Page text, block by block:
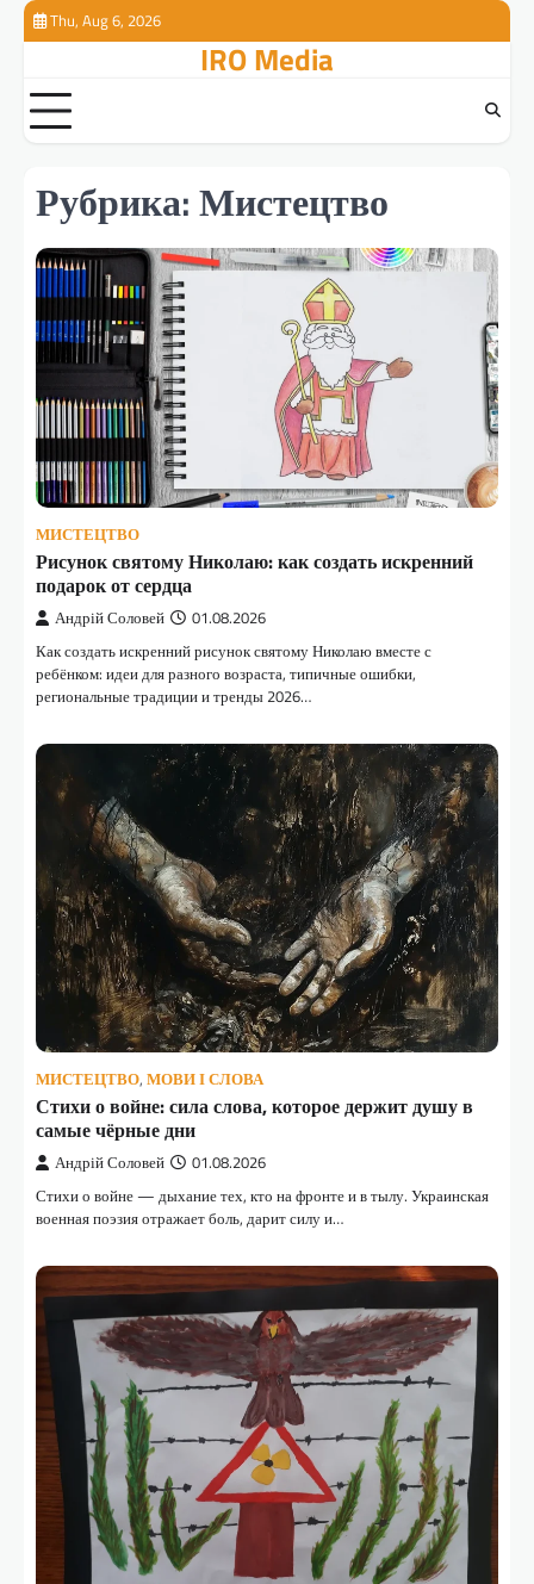
ПерейтиThu, Aug 6, 2026
IRO Media
Рубрика:Мистецтво
МИСТЕЦТВО
Рисунок святому Николаю: как создать искренний
подарок от сердца
Андрій Соловей 01.08.2026
Как создать искренний рисунок святому Николаю вместе с
ребёнком: идеи для разного возраста, типичные ошибки,
региональные традиции и тренды 2026…
МИСТЕЦТВО, МОВИ І СЛОВА
Стихи о войне: сила слова, которое держит душу в
самые чёрные дни
Андрій Соловей 01.08.2026
Стихи о войне — дыхание тех, кто на фронте и в тылу. Украинская
военная поэзия отражает боль, дарит силу и…